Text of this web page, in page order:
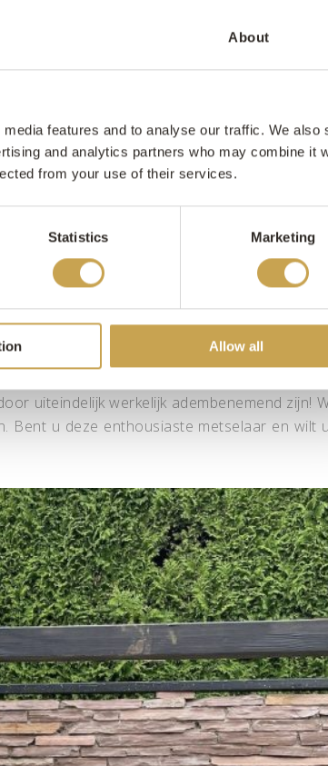
About
features and to analyse our traffic. We also
and analytics partners who may combine it
from your use of their services.
Statistics Marketing
Allow all
proefmuur op te bouwen. Hier gaat
wordt de muur opgebouwd en
wanneer u aan het echte
paar vierkante meter opnieuw te
uiteindelijk werkelijk adembenemend zijn!
u deze enthousiaste metselaar en wilt